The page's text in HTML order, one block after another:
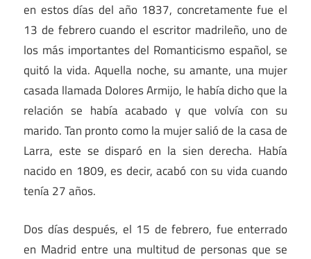
en estos días del año 1837, concretamente fue el
13 de febrero cuando el escritor madrileño, uno de
los más importantes del Romanticismo español, se
quitó la vida. Aquella noche, su amante, una mujer
casada llamada Dolores Armijo, le había dicho que la
relación se había acabado y que volvía con su
marido. Tan pronto como la mujer salió de la casa de
Larra, este se disparó en la sien derecha. Había
nacido en 1809, es decir, acabó con su vida cuando
tenía 27 años.
Dos días después, el 15 de febrero, fue enterrado
en Madrid entre una multitud de personas que se